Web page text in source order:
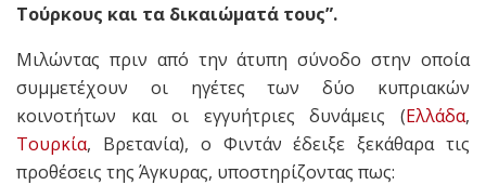
Τούρκους και τα δικαιώματά τους”.
Μιλώντας πριν από την άτυπη σύνοδο στην οποία
συμμετέχουν οι ηγέτες των δύο κυπριακών
κοινοτήτων και οι εγγυήτριες δυνάμεις (Ελλάδα,
Τουρκία, Βρετανία), ο Φιντάν έδειξε ξεκάθαρα τις
προθέσεις της Άγκυρας, υποστηρίζοντας πως: